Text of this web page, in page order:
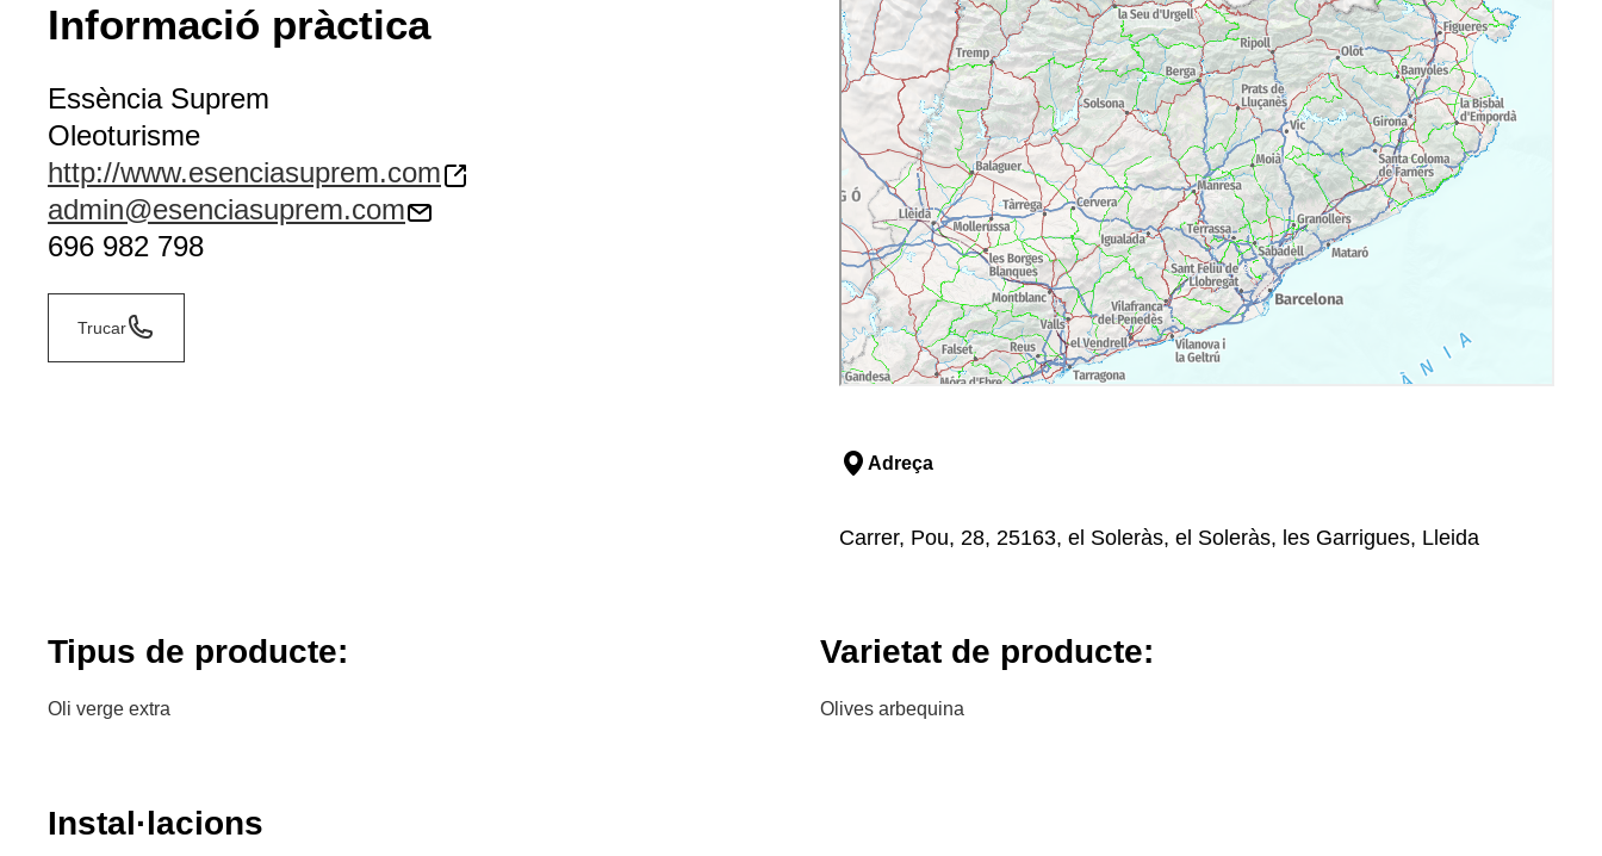
Informació pràctica
Essència Suprem
Oleoturisme
http://www.esenciasuprem.com
admin@esenciasuprem.com
696 982 798
Trucar
Adreça
Carrer, Pou, 28, 25163, el Soleràs, el Soleràs, les Garrigues, Lleida
Tipus de producte:
Oli verge extra
Varietat de producte:
Olives arbequina
Instal·lacions